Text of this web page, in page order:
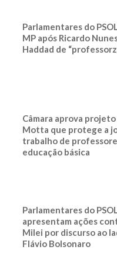
Parlamentares do
MP após Ricardo
Haddad de
Câmara aprova
Motta que protege a
trabalho de
educação básica
Parlamentares do
apresentam ações
Milei por discurso ao
Flávio Bolsonaro